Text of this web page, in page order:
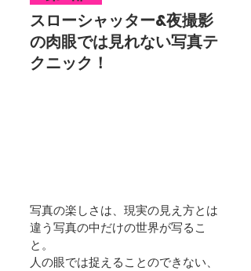
スローシャッター&夜撮影
の肉眼では見れない写真テ
クニック！
写真の楽しさは、現実の見え方とは
違う写真の中だけの世界が写るこ
と。
人の眼では捉えることのできない、